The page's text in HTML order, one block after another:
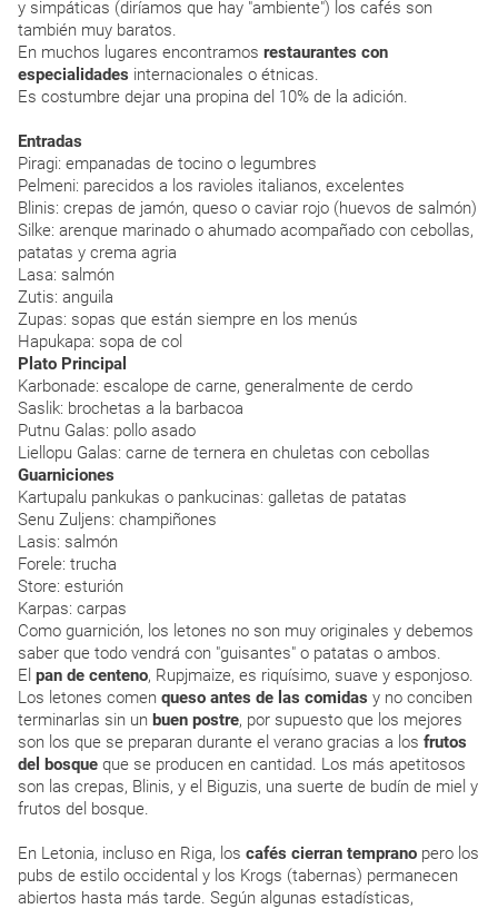
y simpáticas (diríamos que hay "ambiente") los cafés son
también muy baratos.
En muchos lugares encontramos restaurantes con
especialidades internacionales o étnicas.
Es costumbre dejar una propina del 10% de la adición.
Entradas
Piragi: empanadas de tocino o legumbres
Pelmeni: parecidos a los ravioles italianos, excelentes
Blinis: crepas de jamón, queso o caviar rojo (huevos de salmón)
Silke: arenque marinado o ahumado acompañado con cebollas,
patatas y crema agria
Lasa: salmón
Zutis: anguila
Zupas: sopas que están siempre en los menús
Hapukapa: sopa de col
Plato Principal
Karbonade: escalope de carne, generalmente de cerdo
Saslik: brochetas a la barbacoa
Putnu Galas: pollo asado
Liellopu Galas: carne de ternera en chuletas con cebollas
Guarniciones
Kartupalu pankukas o pankucinas: galletas de patatas
Senu Zuljens: champiñones
Lasis: salmón
Forele: trucha
Store: esturión
Karpas: carpas
Como guarnición, los letones no son muy originales y debemos
saber que todo vendrá con "guisantes" o patatas o ambos.
El pan de centeno, Rupjmaize, es riquísimo, suave y esponjoso.
Los letones comen queso antes de las comidas y no conciben
terminarlas sin un buen postre, por supuesto que los mejores
son los que se preparan durante el verano gracias a los frutos
del bosque que se producen en cantidad. Los más apetitosos
son las crepas, Blinis, y el Biguzis, una suerte de budín de miel y
frutos del bosque.
En Letonia, incluso en Riga, los cafés cierran temprano pero los
pubs de estilo occidental y los Krogs (tabernas) permanecen
abiertos hasta más tarde. Según algunas estadísticas,